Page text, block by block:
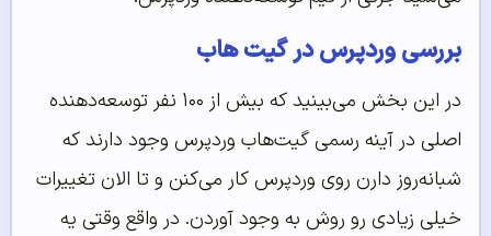
بررسی وردپرس در گیت هاب
در این بخش می‌بینید که بیش از ۱۰۰ نفر توسعه‌دهنده
اصلی در آینه رسمی گیت‌هاب وردپرس وجود دارند که
شبانه‌روز دارن روی وردپرس کار می‌کنن و تا الان تغییرات
خیلی زیادی رو روش به وجود آوردن. در واقع وقتی یه